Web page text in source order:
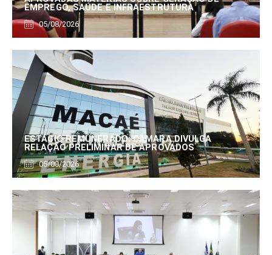
EMPREGO, SAÚDE E INFRAESTRUTURA
05/08/2026
ESTÁGIO REMUNERADO: CÂMARA DIVULGA
RELAÇÃO PRELIMINAR DE APROVADOS
05/08/2026